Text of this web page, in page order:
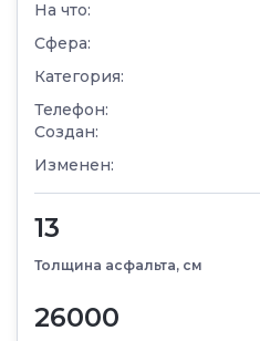
На что:
Сфера:
Категория:
Телефон:
Создан:
Изменен:
13
Толщина асфальта, см
26000